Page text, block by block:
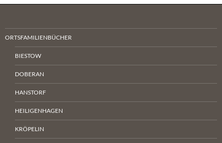
ORTSFAMILIENBÜCHER
BIESTOW
DOBERAN
HANSTORF
HEILIGENHAGEN
KRÖPELIN